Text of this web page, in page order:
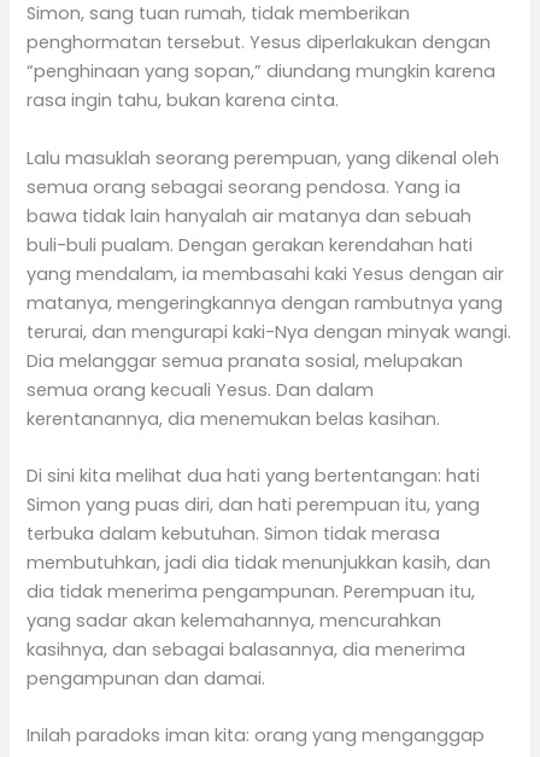
Simon, sang tuan rumah, tidak memberikan
penghormatan tersebut. Yesus diperlakukan dengan
“penghinaan yang sopan,” diundang mungkin karena
rasa ingin tahu, bukan karena cinta.
Lalu masuklah seorang perempuan, yang dikenal oleh
semua orang sebagai seorang pendosa. Yang ia
bawa tidak lain hanyalah air matanya dan sebuah
buli-buli pualam. Dengan gerakan kerendahan hati
yang mendalam, ia membasahi kaki Yesus dengan air
matanya, mengeringkannya dengan rambutnya yang
terurai, dan mengurapi kaki-Nya dengan minyak wangi.
Dia melanggar semua pranata sosial, melupakan
semua orang kecuali Yesus. Dan dalam
kerentanannya, dia menemukan belas kasihan.
Di sini kita melihat dua hati yang bertentangan: hati
Simon yang puas diri, dan hati perempuan itu, yang
terbuka dalam kebutuhan. Simon tidak merasa
membutuhkan, jadi dia tidak menunjukkan kasih, dan
dia tidak menerima pengampunan. Perempuan itu,
yang sadar akan kelemahannya, mencurahkan
kasihnya, dan sebagai balasannya, dia menerima
pengampunan dan damai.
Inilah paradoks iman kita: orang yang menganggap